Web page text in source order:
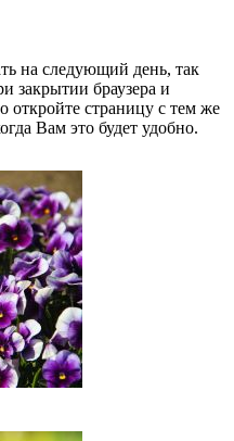
на следующий день, так
закрытии браузера и
страницу с тем же
Вам это будет удобно.